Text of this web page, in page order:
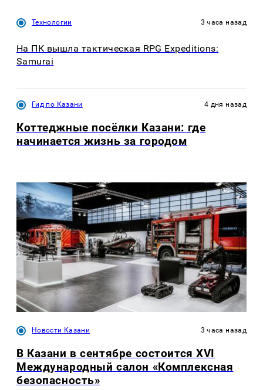
Технологии 3 часа назад
На ПК вышла тактическая RPG Expeditions:
Samurai
Гид по Казани 4 дня назад
Коттеджные посёлки Казани: где
начинается жизнь за городом
Новости Казани 3 часа назад
В Казани в сентябре состоится XVI
Международный салон «Комплексная
безопасность»